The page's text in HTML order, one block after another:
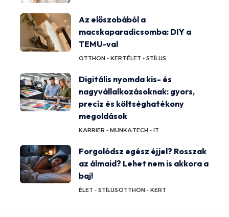
Az előszobából a
macskaparadicsomba: DIY a
TEMU-val
OTTHON - KERTÉLET - STÍLUS
Digitális nyomda kis- és
nagyvállalkozásoknak: gyors,
precíz és költséghatékony
megoldások
KARRIER - MUNKATECH - IT
Forgolódsz egész éjjel? Rosszak
az álmaid? Lehet nem is akkora a
baj!
ÉLET - STÍLUSOTTHON - KERT